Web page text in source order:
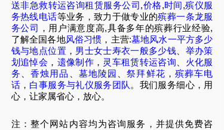
送非急救转运咨询租赁服务公司,价格,时间,殡仪服
务热线电话等业务，致力于做专业的殡葬一条龙服
务公司 ，用户满意度高,具备多年的殡葬行业经验,
了解全国各地风俗习惯 ，主营:墓地风水一平方多少
钱与地点位置， 男士女士寿衣一般多少钱
举办策
划追悼会 ， 遗像制作， 灵车租赁转运咨询
火化服
务
香烛用品 墓地陵园 、祭拜鲜花 ， 殡葬车电
话 ， 白事服务与礼仪服务团队 。我们服务细心，用
心，让家属省心，放心。
注：整个网站内容均为咨询服务，并提供免费咨